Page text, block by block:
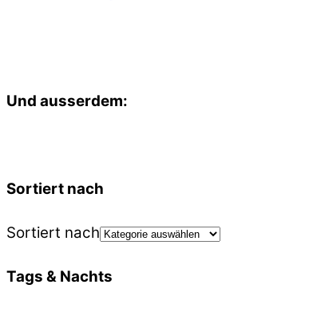
Und ausserdem:
Sortiert nach
Sortiert nach
Tags & Nachts